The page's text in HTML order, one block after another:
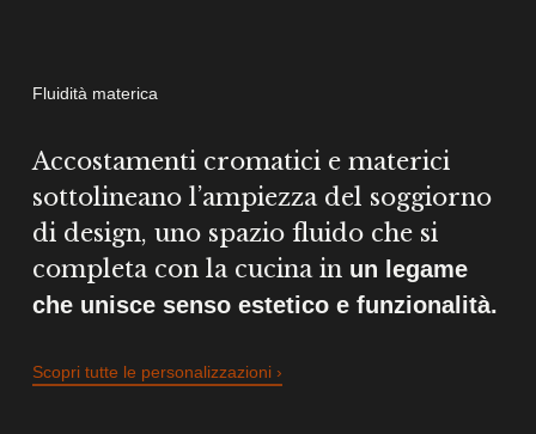
Fluidità materica
Accostamenti cromatici e materici
sottolineano l’ampiezza del soggiorno
di design, uno spazio fluido che si
completa con la cucina in un legame
che unisce senso estetico e funzionalità.
Scopri tutte le personalizzazioni ›